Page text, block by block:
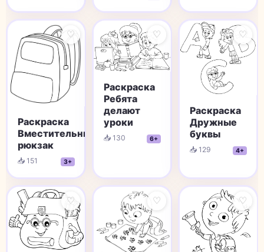
♡
Раскраска
Вместительный
рюкзак
📥 151 3+
♡
Раскраска
Ребята
делают
уроки
📥 130 6+
♡
Раскраска
Дружные
буквы
📥 129 4+
♡ ♡ ♡